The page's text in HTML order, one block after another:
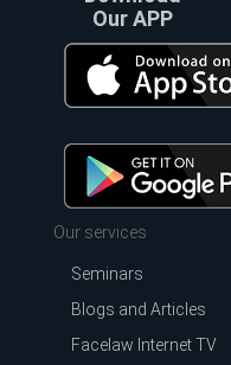
Our APP
Our services
Seminars
Blogs and Articles
Facelaw Internet TV